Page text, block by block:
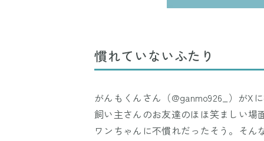
慣れていないふたり
がんもくんさん（@ganmo926_）がX
飼い主さんのお友達のほほ笑ましい
ワンちゃんに不慣れだったそう。そ